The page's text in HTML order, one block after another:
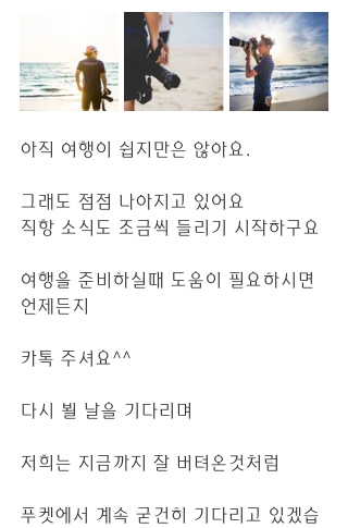
아직 여행이 쉽지만은 않아요.
그래도 점점 나아지고 있어요
직항 소식도 조금씩 들리기 시작하구요
여행을 준비하실때 도움이 필요하시면
언제든지
카톡 주셔요^^
다시 뵐 날을 기다리며
저희는 지금까지 잘 버텨온것처럼
푸켓에서 계속 굳건히 기다리고 있겠습